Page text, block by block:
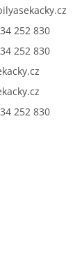
252 830
252 830
252 830